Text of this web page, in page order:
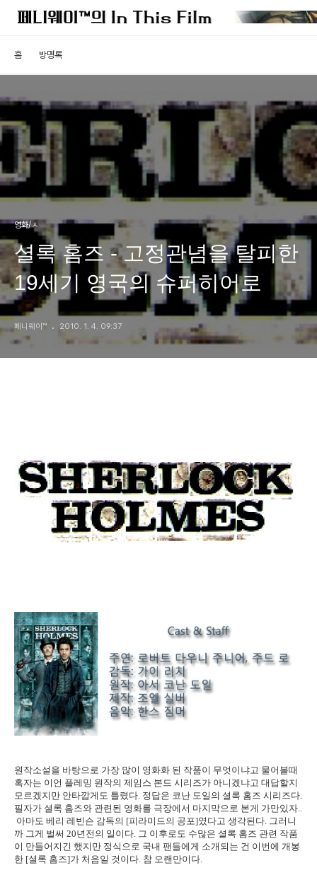
홈 방명록
영화/ㅅ
셜록 홈즈 - 고정관념을 탈피한
19세기 영국의 슈퍼히어로
페니웨이™ 2010. 1. 4. 09:37
원작소설을 바탕으로 가장 많이 영화화 된 작품이 무엇이냐고 물어볼때
혹자는 이언 플레밍 원작의 제임스 본드 시리즈가 아니겠냐고 대답할지
모르겠지만 안타깝게도 틀렸다. 정답은 코난 도일의 셜록 홈즈 시리즈다.
필자가 셜록 홈즈와 관련된 영화를 극장에서 마지막으로 본게 가만있자..
아마도 베리 레빈슨 감독의 [피라미드의 공포]였다고 생각된다. 그러니
까 그게 벌써 20년전의 일이다. 그 이후로도 수많은 셜록 홈즈 관련 작품
이 만들어지긴 했지만 정식으로 국내 팬들에게 소개되는 건 이번에 개봉
한 [셜록 홈즈]가 처음일 것이다. 참 오랜만이다.